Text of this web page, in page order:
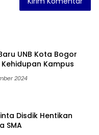
UNB Kota Bogor
Kampus
2024
Disdik Hentikan
SMA